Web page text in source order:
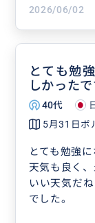
2026/06/02
とても勉
しかったで
40代
5月31日ボ
とても勉強
天気も良く
いい天気だ
でした。